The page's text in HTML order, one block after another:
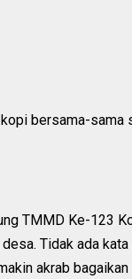
bersama-
TMMD Ke-123
Tidak ada
akrab